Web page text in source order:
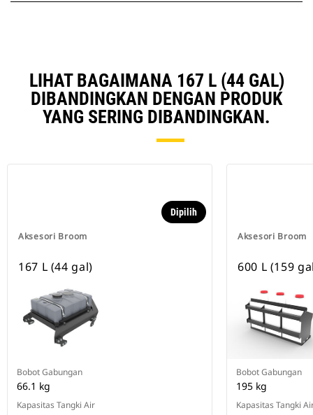
LIHAT BAGAIMANA 167 L (44 GAL)
DIBANDINGKAN DENGAN PRODUK
YANG SERING DIBANDINGKAN.
Aksesori Broom
Dipilih
167 L (44 gal)
Bobot Gabungan
66.1 kg
Kapasitas Tangki Air
Aksesori Broom
600 L (159
Bobot Gabungan
195 kg
Kapasitas Tangki